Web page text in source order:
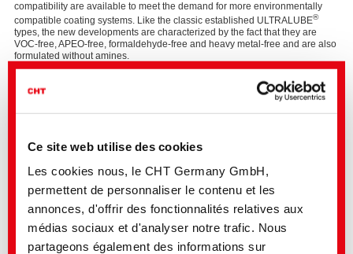
Ce site web utilise des cookies
Les cookies nous, le CHT Germany GmbH,
permettent de personnaliser le contenu et les
annonces, d'offrir des fonctionnalités relatives aux
médias sociaux et d'analyser notre trafic. Nous
partageons également des informations sur
compatibility are available to meet the demand for more environmentally
compatible coating systems. Like the classic established ULTRALUBE®
types, the new developments are characterized by the fact that they are
VOC-free, APEO-free, formaldehyde-free and heavy metal-free and are also
formulated without amines.
formulation and adapted process control, the prerequisites for various
international requirements, such as FDA 175.300, BfR XIV and XXXVI,
Swiss Ordinance, Plastic Directive, etc., are fulfilled.